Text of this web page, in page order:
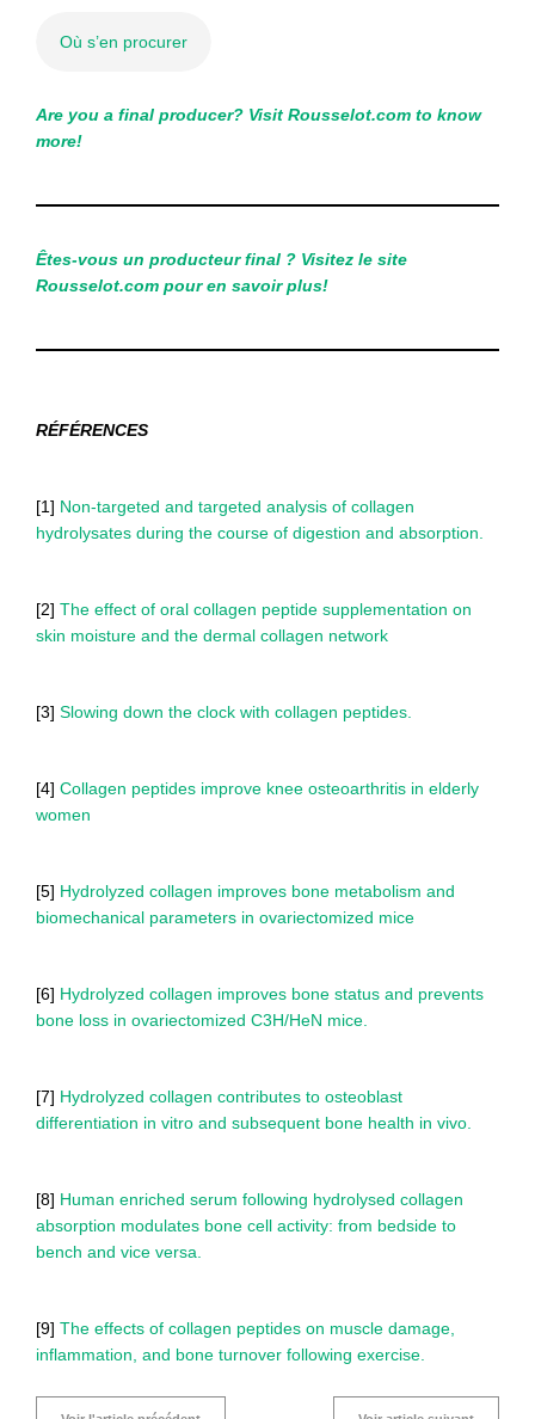
Où s’en procurer
Are you a final producer? Visit Rousselot.com to know
more!
Êtes-vous un producteur final ? Visitez le site
Rousselot.com pour en savoir plus!
RÉFÉRENCES
[1] Non-targeted and targeted analysis of collagen
hydrolysates during the course of digestion and absorption.
[2] The effect of oral collagen peptide supplementation on
skin moisture and the dermal collagen network
[3] Slowing down the clock with collagen peptides.
[4] Collagen peptides improve knee osteoarthritis in elderly
women
[5] Hydrolyzed collagen improves bone metabolism and
biomechanical parameters in ovariectomized mice
[6] Hydrolyzed collagen improves bone status and prevents
bone loss in ovariectomized C3H/HeN mice.
[7] Hydrolyzed collagen contributes to osteoblast
differentiation in vitro and subsequent bone health in vivo.
[8] Human enriched serum following hydrolysed collagen
absorption modulates bone cell activity: from bedside to
bench and vice versa.
[9] The effects of collagen peptides on muscle damage,
inflammation, and bone turnover following exercise.